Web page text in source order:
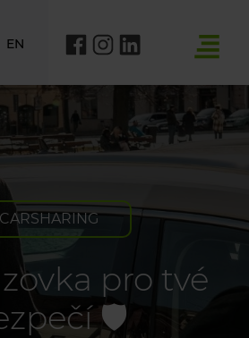
EN
CARSHARING
pro tvé
🛡️